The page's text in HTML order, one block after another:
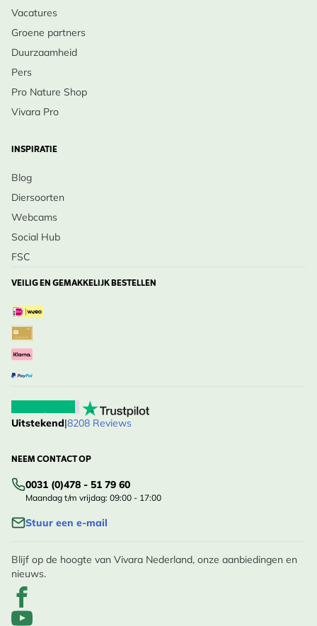
Vacatures
Groene partners
Duurzaamheid
Pers
Pro Nature Shop
Vivara Pro
INSPIRATIE
Blog
Diersoorten
Webcams
Social Hub
FSC
VEILIG EN GEMAKKELIJK BESTELLEN
Uitstekend|8208 Reviews
NEEM CONTACT OP
0031 (0)478 - 51 79 60
Maandag t/m vrijdag: 09:00 - 17:00
Stuur een e-mail
Blijf op de hoogte van Vivara Nederland, onze aanbiedingen en
nieuws.